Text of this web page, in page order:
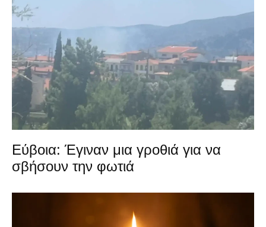
Εύβοια: Έγιναν μια γροθιά για να
σβήσουν την φωτιά